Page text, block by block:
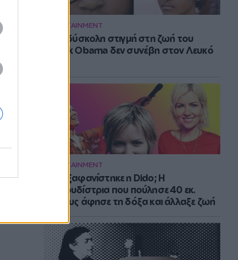
ENTERTAINMENT
Η πιο δύσκολη στιγμή στη ζωή του
Barack Obama δεν συνέβη στον Λευκό
ENTERTAINMENT
Πού εξαφανίστηκε η Dido; Η
τραγουδίστρια που πούλησε 40 εκ.
δίσκους άφησε τη δόξα και άλλαξε ζωή